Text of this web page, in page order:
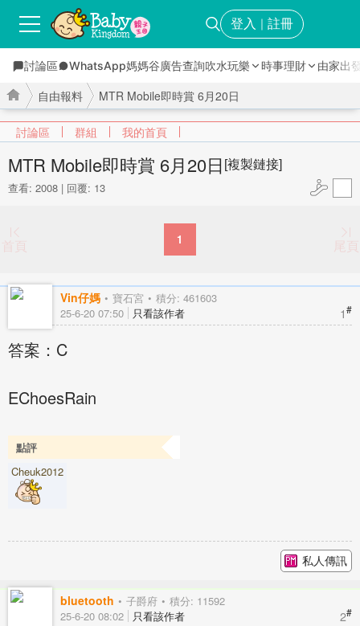
登入 ｜ 註冊
討論區 WhatsApp媽媽谷廣告查詢吹水玩樂 時事理財 由家出
討論區 群組 我的首頁
›
自由報料
›
MTR Mobile即時賞 6月20日
查看: 2008 | 回覆: 13
MTR Mobile即時賞 6月20日 [複製鏈接]
首頁 1 尾頁
Vin仔媽 寶石宮 積分: 461603
1#
25-6-20 07:50 只看該作者
答案：C
EChoesRain
點評
Cheuk2012
私人傳訊
bluetooth 子爵府 積分: 11592
2#
25-6-20 08:02 只看該作者